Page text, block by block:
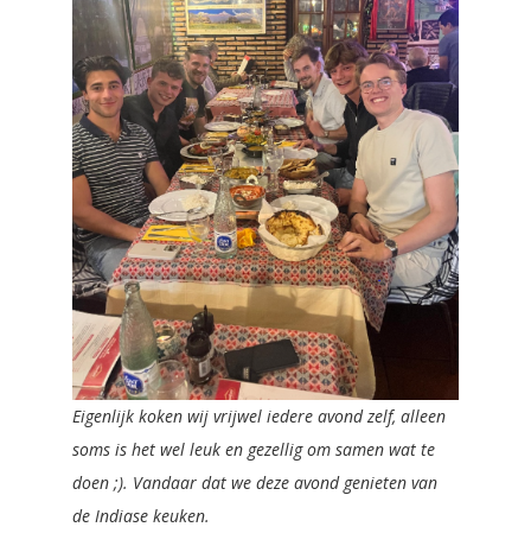
Eigenlijk koken wij vrijwel iedere avond zelf, alleen
soms is het wel leuk en gezellig om samen wat te
doen ;). Vandaar dat we deze avond genieten van
de Indiase keuken.